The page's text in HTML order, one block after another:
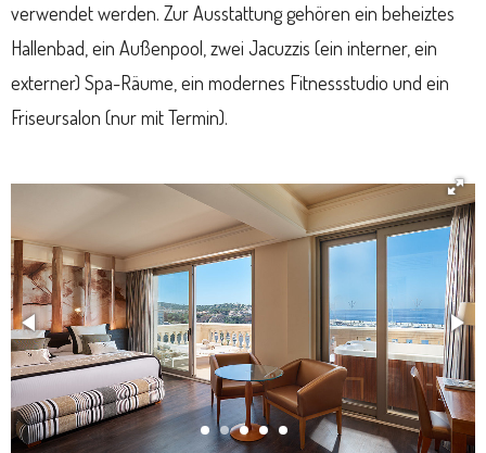
verwendet werden. Zur Ausstattung gehören ein beheiztes
Hallenbad, ein Außenpool, zwei Jacuzzis (ein interner, ein
externer) Spa-Räume, ein modernes Fitnessstudio und ein
Friseursalon (nur mit Termin).